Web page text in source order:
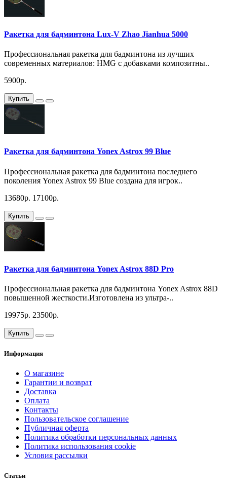
Ракетка для бадминтона Lux-V Zhao Jianhua 5000
Профессиональная ракетка для бадминтона из лучших
современных материалов: HMG с добавками композитны..
5900р.
Купить
Ракетка для бадминтона Yonex Astrox 99 Blue
Профессиональная ракетка для бадминтона последнего
поколения Yonex Astrox 99 Blue создана для игрок..
13680р. 17100р.
Купить
Ракетка для бадминтона Yonex Astrox 88D Pro
Профессиональная ракетка для бадминтона Yonex Astrox 88D
повышенной жесткости.Изготовлена из ультра-..
19975р. 23500р.
Купить
Информация
О магазине
Гарантии и возврат
Доставка
Оплата
Контакты
Пользовательское соглашение
Публичная оферта
Политика обработки персональных данных
Политика использования cookie
Условия рассылки
Статьи